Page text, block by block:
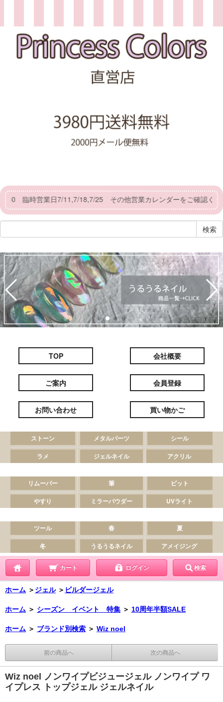
カート ログイン 検索
ホーム ＞ ジェル ＞ ビルダージェル
ホーム ＞ シーズン イベント 特集 ＞ 10周年半額SALE
ホーム ＞ ブランド別検索 ＞ Wiz noel
前の商品へ 次の商品へ
Wiz noel ノンワイプビジュージェル ノンワイプ ワ
イプレス トップジェル ジェルネイル